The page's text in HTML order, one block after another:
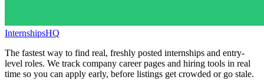
InternshipsHQ
The fastest way to find real, freshly posted internships and entry-
level roles. We track company career pages and hiring tools in real
time so you can apply early, before listings get crowded or go stale.